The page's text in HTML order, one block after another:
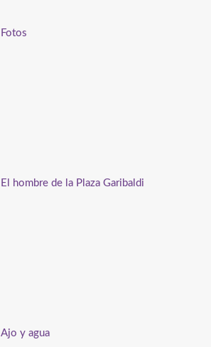
Fotos
El hombre de la Plaza Garibaldi
Ajo y agua